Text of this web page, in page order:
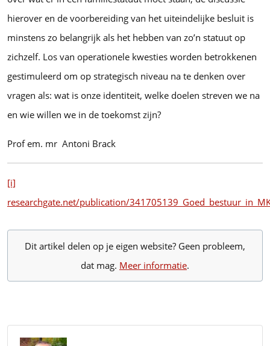
hierover en de voorbereiding van het uiteindelijke besluit is
minstens zo belangrijk als het hebben van zo’n statuut op
zichzelf. Los van operationele kwesties worden betrokkenen
gestimuleerd om op strategisch niveau na te denken over
vragen als: wat is onze identiteit, welke doelen streven we na
en wie willen we in de toekomst zijn?
Prof em. mr Antoni Brack
[i]
researchgate.net/publication/
Dit artikel delen op je eigen website? Geen probleem,
dat mag. Meer informatie.